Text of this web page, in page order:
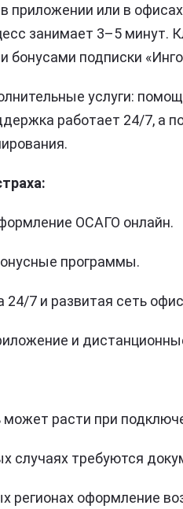
приложении или в
занимает 3–5 минут.
бонусами подписки
услуги:
работает 24/7, а
ОСАГО онлайн.
программы.
7 и развитая сеть
и
расти при
случаях требуются
регионах оформление